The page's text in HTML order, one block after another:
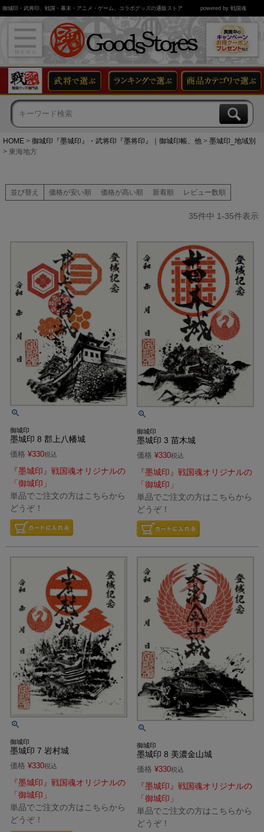
御城印・武将印、戦国・幕末・アニメ・ゲーム、コラボグッズの通販ストア powered by 戦国魂
HOME 御城印『墨城印』・武将印『墨将印』｜御城印帳、他
墨城印_地域別
東海地方
並び替え 価格が安い順 価格が高い順 新着順 レビュー数順
35件中 1-35件表示
御城印
墨城印 8 郡上八幡城
価格 ¥330税込
『墨城印』戦国魂オリジナルの
「御城印」
単品でご注文の方はこちらから
どうぞ！
御城印
墨城印 3 苗木城
価格 ¥330税込
『墨城印』戦国魂オリジナルの
「御城印」
単品でご注文の方はこちらから
どうぞ！
御城印
墨城印 7 岩村城
価格 ¥330税込
『墨城印』戦国魂オリジナルの
「御城印」
単品でご注文の方はこちらから
どうぞ！
御城印
墨城印 8 美濃金山城
価格 ¥330税込
『墨城印』戦国魂オリジナルの
「御城印」
単品でご注文の方はこちらから
どうぞ！